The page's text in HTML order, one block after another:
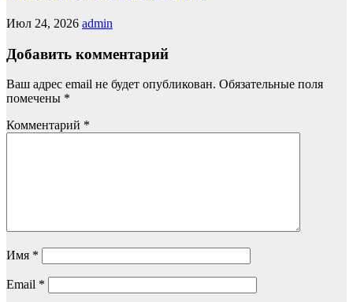
Июл 24, 2026 admin
Добавить комментарий
Ваш адрес email не будет опубликован. Обязательные поля
помечены *
Комментарий *
Имя *
Email *